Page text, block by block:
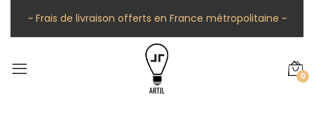
~ Frais de livraison offerts en France métropolitaine ~
0